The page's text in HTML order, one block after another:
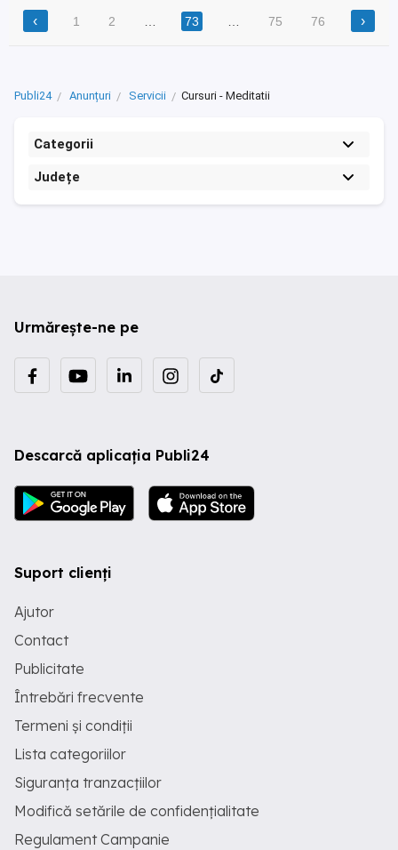
‹ 1 2 73 75 76 ›
Publi24 Anunțuri Servicii Cursuri - Meditatii
Categorii
Județe
Urmărește-ne pe
Descarcă aplicația Publi24
Suport clienți
Ajutor
Contact
Publicitate
Întrebări frecvente
Termeni și condiții
Lista categoriilor
Siguranța tranzacțiilor
Modifică setările de confidențialitate
Regulament Campanie